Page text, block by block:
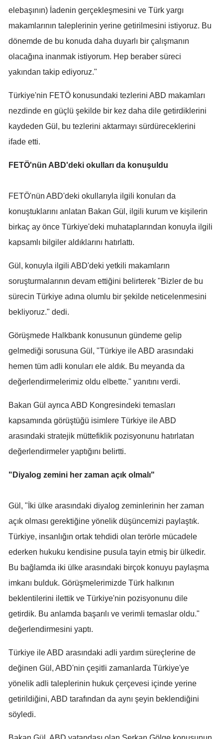
Samsun
Siirt
Sinop
Tekirdağ
Tunceli
Uşak
Yozgat
Zonguldak
Aksaray
Bayburt
Batman
Şırnak
Bartın
Ardahan
Kilis
Osmaniye
Düzce
elebaşının) İadenin gerçekleşmesini ve Türk yargı
makamlarının taleplerinin yerine getirilmesini istiyoruz. Bu
dönemde de bu konuda daha duyarlı bir çalışmanın
olacağına inanmak istiyorum. Hep beraber süreci
yakından takip ediyoruz."
Türkiye'nin FETÖ konusundaki tezlerini ABD makamları
nezdinde en güçlü şekilde bir kez daha dile getirdiklerini
kaydeden Gül, bu tezlerini aktarmayı sürdüreceklerini
ifade etti.
FETÖ'nün ABD'deki okulları da konuşuldu
FETÖ'nün ABD'deki okullarıyla ilgili konuları da
konuştuklarını anlatan Bakan Gül, ilgili kurum ve kişilerin
birkaç ay önce Türkiye'deki muhataplarından konuyla ilgili
kapsamlı bilgiler aldıklarını hatırlattı.
Gül, konuyla ilgili ABD'deki yetkili makamların
soruşturmalarının devam ettiğini belirterek "Bizler de bu
sürecin Türkiye adına olumlu bir şekilde neticelenmesini
bekliyoruz." dedi.
Görüşmede Halkbank konusunun gündeme gelip
gelmediği sorusuna Gül, "Türkiye ile ABD arasındaki
hemen tüm adli konuları ele aldık. Bu meyanda da
değerlendirmelerimiz oldu elbette." yanıtını verdi.
Bakan Gül ayrıca ABD Kongresindeki temasları
kapsamında görüştüğü isimlere Türkiye ile ABD
arasındaki stratejik müttefiklik pozisyonunu hatırlatan
değerlendirmeler yaptığını belirtti.
"Diyalog zemini her zaman açık olmalı"
Gül, "İki ülke arasındaki diyalog zeminlerinin her zaman
açık olması gerektiğine yönelik düşüncemizi paylaştık.
Türkiye, insanlığın ortak tehdidi olan terörle mücadele
ederken hukuku kendisine pusula tayin etmiş bir ülkedir.
Bu bağlamda iki ülke arasındaki birçok konuyu paylaşma
imkanı bulduk. Görüşmelerimizde Türk halkının
beklentilerini ilettik ve Türkiye'nin pozisyonunu dile
getirdik. Bu anlamda başarılı ve verimli temaslar oldu."
değerlendirmesini yaptı.
Türkiye ile ABD arasındaki adli yardım süreçlerine de
değinen Gül, ABD'nin çeşitli zamanlarda Türkiye'ye
yönelik adli taleplerinin hukuk çerçevesi içinde yerine
getirildiğini, ABD tarafından da aynı şeyin beklendiğini
söyledi.